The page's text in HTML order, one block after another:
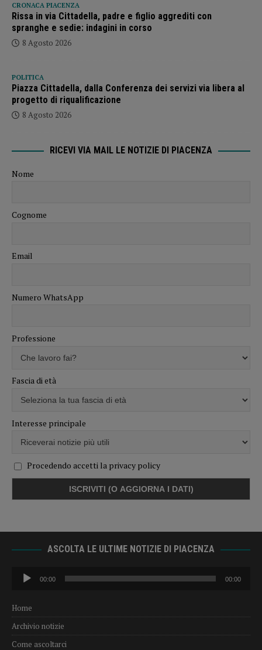
CRONACA PIACENZA
Rissa in via Cittadella, padre e figlio aggrediti con
spranghe e sedie: indagini in corso
8 Agosto 2026
POLITICA
Piazza Cittadella, dalla Conferenza dei servizi via libera al
progetto di riqualificazione
8 Agosto 2026
RICEVI VIA MAIL LE NOTIZIE DI PIACENZA
Nome
Cognome
Email
Numero WhatsApp
Professione
Fascia di età
Interesse principale
Procedendo accetti la privacy policy
ASCOLTA LE ULTIME NOTIZIE DI PIACENZA
Audio
Player
00:00 00:00
Home
Archivio notizie
Come ascoltarci